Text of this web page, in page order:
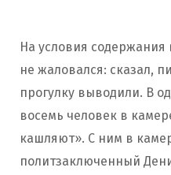
На условия
не жаловался: сказал,
прогулку выводили. В
восемь человек в
кашляют». С ним в
политзаключенный